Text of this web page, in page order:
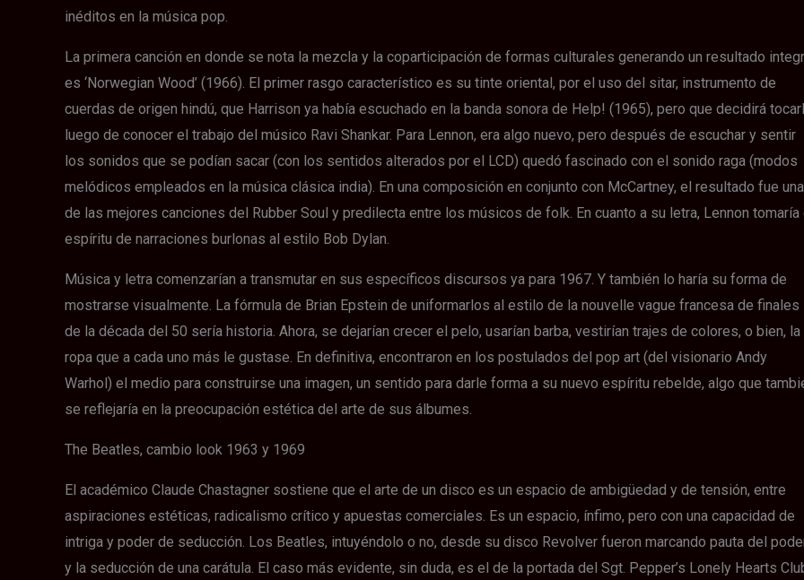
inéditos en la música pop.
La primera canción en donde se nota la mezcla y la coparticipación de formas culturales generando un resultado
es ‘Norwegian Wood’ (1966). El primer rasgo característico es su tinte oriental, por el uso del sitar, instrumento de
cuerdas de origen hindú, que Harrison ya había escuchado en la banda sonora de Help! (1965), pero que decidirá
luego de conocer el trabajo del músico Ravi Shankar. Para Lennon, era algo nuevo, pero después de escuchar y sentir
los sonidos que se podían sacar (con los sentidos alterados por el LCD) quedó fascinado con el sonido raga (modos
melódicos empleados en la música clásica india). En una composición en conjunto con McCartney, el resultado fue una
de las mejores canciones del Rubber Soul y predilecta entre los músicos de folk. En cuanto a su letra, Lennon tomaría
espíritu de narraciones burlonas al estilo Bob Dylan.
Música y letra comenzarían a transmutar en sus específicos discursos ya para 1967. Y también lo haría su forma de
mostrarse visualmente. La fórmula de Brian Epstein de uniformarlos al estilo de la nouvelle vague francesa de finales
de la década del 50 sería historia. Ahora, se dejarían crecer el pelo, usarían barba, vestirían trajes de colores, o bien, la
ropa que a cada uno más le gustase. En definitiva, encontraron en los postulados del pop art (del visionario Andy
Warhol) el medio para construirse una imagen, un sentido para darle forma a su nuevo espíritu rebelde, algo que
se reflejaría en la preocupación estética del arte de sus álbumes.
The Beatles, cambio look 1963 y 1969
El académico Claude Chastagner sostiene que el arte de un disco es un espacio de ambigüedad y de tensión, entre
aspiraciones estéticas, radicalismo crítico y apuestas comerciales. Es un espacio, ínfimo, pero con una capacidad de
intriga y poder de seducción. Los Beatles, intuyéndolo o no, desde su disco Revolver fueron marcando pauta del
y la seducción de una carátula. El caso más evidente, sin duda, es el de la portada del Sgt. Pepper’s Lonely Hearts